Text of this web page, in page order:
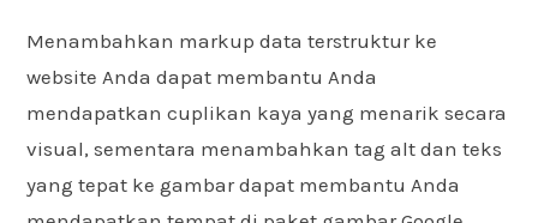
Menambahkan markup data terstruktur ke
website Anda dapat membantu Anda
mendapatkan cuplikan kaya yang menarik secara
visual, sementara menambahkan tag alt dan teks
yang tepat ke gambar dapat membantu Anda